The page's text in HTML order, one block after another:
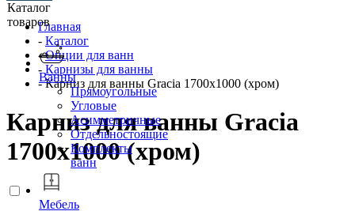
Каталог
товаров
Ванны
Прямоугольные
Угловые
Асимметричные
Отдельностоящие
Комплекты
ванн
Мебель
Главная
- Каталог
-Опции для ванн
- Карнизы для ванны
- Карниз для ванны Gracia 1700х1000 (хром)
Карниз для ванны Gracia
1700х1000 (хром)